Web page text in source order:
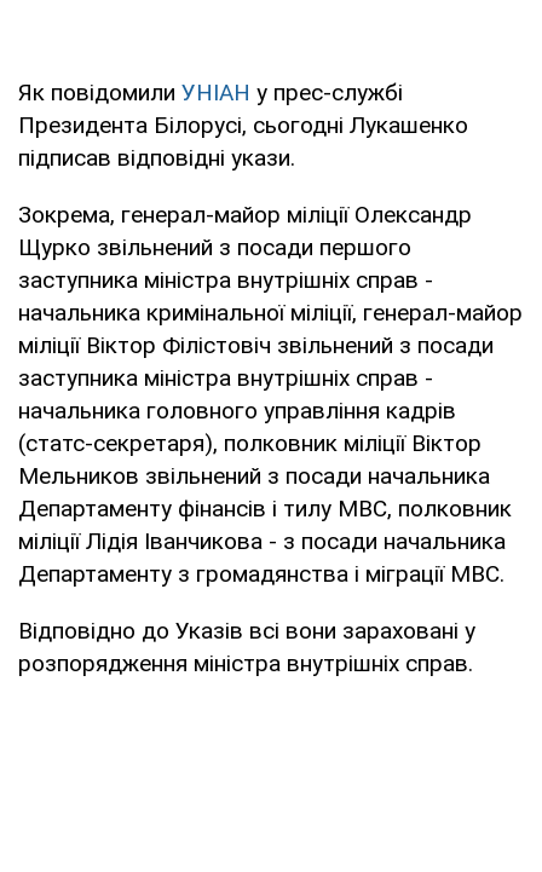
Як повідомили УНІАН у прес-службі
Президента Білорусі, сьогодні Лукашенко
підписав відповідні укази.
Зокрема, генерал-майор міліції Олександр
Щурко звільнений з посади першого
заступника міністра внутрішніх справ -
начальника кримінальної міліції, генерал-майор
міліції Віктор Філістовіч звільнений з посади
заступника міністра внутрішніх справ -
начальника головного управління кадрів
(статс-секретаря), полковник міліції Віктор
Мельников звільнений з посади начальника
Департаменту фінансів і тилу МВС, полковник
міліції Лідія Іванчикова - з посади начальника
Департаменту з громадянства і міграції МВС.
Відповідно до Указів всі вони зараховані у
розпорядження міністра внутрішніх справ.